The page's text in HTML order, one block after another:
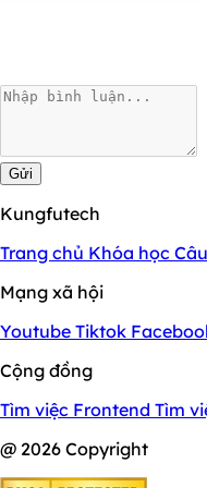
Gửi
Kungfutech
Trang chủ Khóa học
Mạng xã hội
Youtube Tiktok
Cộng đồng
Tìm việc Frontend Tìm
@ 2026 Copyright